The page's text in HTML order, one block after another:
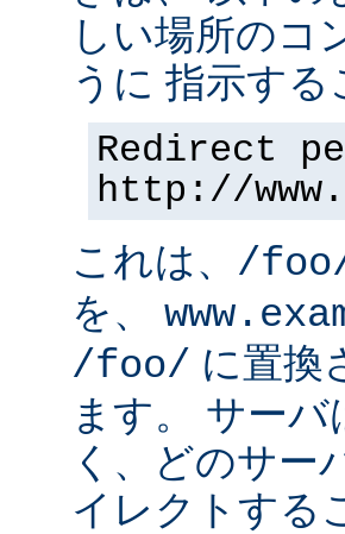
しい場所のコ
うに 指示す
Redirect
http://
これは、 /
を、
/foo/ に置換
ます。 サー
く、どのサー
イレクトする